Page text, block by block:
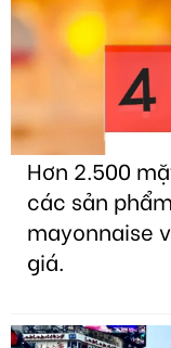
Hơn 2.500
các sản
mayonnaise
giá.